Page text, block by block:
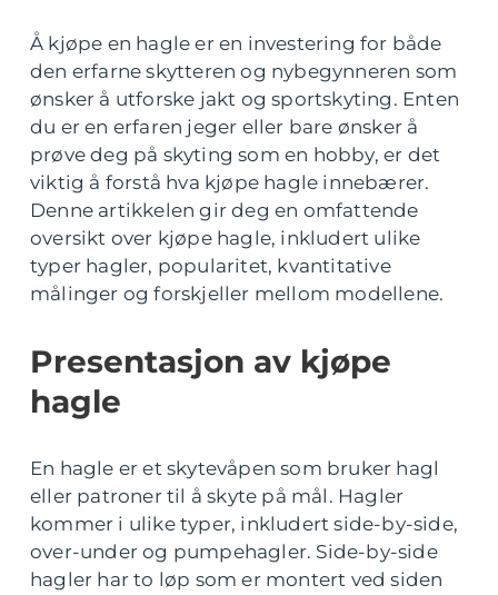
Å kjøpe en hagle er en investering for både
den erfarne skytteren og nybegynneren som
ønsker å utforske jakt og sportskyting. Enten
du er en erfaren jeger eller bare ønsker å
prøve deg på skyting som en hobby, er det
viktig å forstå hva kjøpe hagle innebærer.
Denne artikkelen gir deg en omfattende
oversikt over kjøpe hagle, inkludert ulike
typer hagler, popularitet, kvantitative
målinger og forskjeller mellom modellene.
Presentasjon av kjøpe
hagle
En hagle er et skytevåpen som bruker hagl
eller patroner til å skyte på mål. Hagler
kommer i ulike typer, inkludert side-by-side,
over-under og pumpehagler. Side-by-side
hagler har to løp som er montert ved siden